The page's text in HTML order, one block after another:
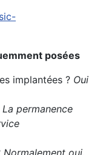
posées
implantées ? Oui
La permanence